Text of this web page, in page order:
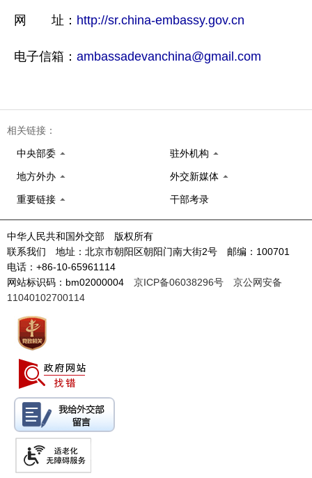
网 址： http://sr.china-embassy.gov.cn
电子信箱： ambassadevanchina@gmail.com
相关链接：
中央部委 驻外机构
地方外办 外交新媒体
重要链接 干部考录
中华人民共和国外交部 版权所有
联系我们 地址：北京市朝阳区朝阳门南大街2号 邮编：100701
电话：+86-10-65961114
网站标识码：bm02000004 京ICP备06038296号
京公网安备
11040102700114